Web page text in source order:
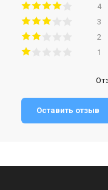
4
3
2
1
Оставить отзыв